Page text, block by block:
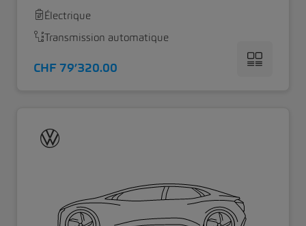
Électrique
Transmission automatique
CHF 79’320.00